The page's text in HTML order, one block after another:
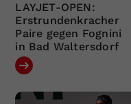
LAYJET-OPEN:
Erstrundenkracher
Paire gegen Fognini
in Bad Waltersdorf